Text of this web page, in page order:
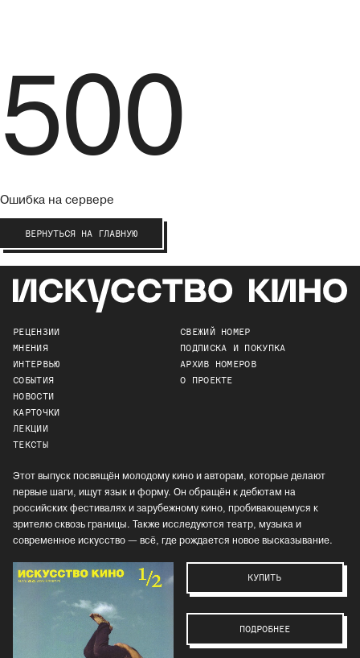
500
Ошибка на сервере
ВЕРНУТЬСЯ НА ГЛАВНУЮ
РЕЦЕНЗИИ
МНЕНИЯ
ИНТЕРВЬЮ
СОБЫТИЯ
НОВОСТИ
КАРТОЧКИ
ЛЕКЦИИ
ТЕКСТЫ
СВЕЖИЙ НОМЕР
ПОДПИСКА И ПОКУПКА
АРХИВ НОМЕРОВ
О ПРОЕКТЕ
Этот выпуск посвящён молодому кино и авторам, которые делают
первые шаги, ищут язык и форму. Он обращён к дебютам на
российских фестивалях и зарубежному кино, пробивающемуся к
зрителю сквозь границы. Также исследуются театр, музыка и
современное искусство — всё, где рождается новое высказывание.
КУПИТЬ
ПОДРОБНЕЕ